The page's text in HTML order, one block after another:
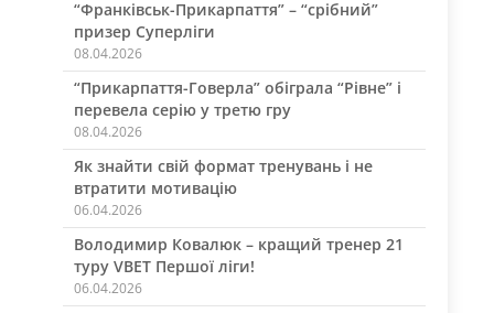
“Франківськ-Прикарпаття” – “срібний”
призер Суперліги
08.04.2026
“Прикарпаття-Говерла” обіграла “Рівне” і
перевела серію у третю гру
08.04.2026
Як знайти свій формат тренувань і не
втратити мотивацію
06.04.2026
Володимир Ковалюк – кращий тренер 21
туру VBET Першої ліги!
06.04.2026